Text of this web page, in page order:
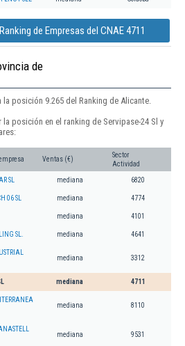
de Empresas del CNAE 4711
de
la posición 9.265 del Ranking de Alicante.
posición en el ranking de Servipase-24 Sl y
Ventas (€)
Sector
Actividad
SL mediana 6820
06 SL mediana 4774
mediana 4101
SL. mediana 4641
mediana 3312
mediana 4711
mediana 8110
mediana 9531